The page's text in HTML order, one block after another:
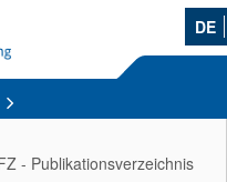
DE
- Publikationsverzeichnis